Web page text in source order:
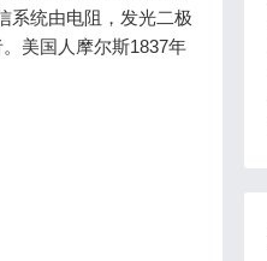
统由电阻，发光二极
美国人摩尔斯1837年